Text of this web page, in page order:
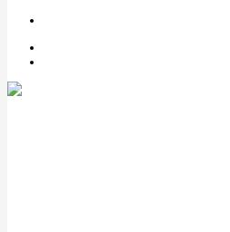
Sök bland artiklar
DIN eller ISO